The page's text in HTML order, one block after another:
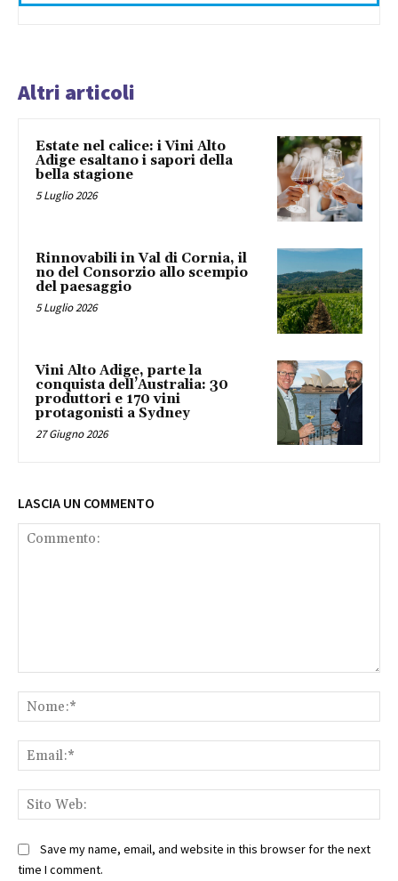
Altri articoli
Estate nel calice: i Vini Alto
Adige esaltano i sapori della
bella stagione
5 Luglio 2026
Rinnovabili in Val di Cornia, il
no del Consorzio allo scempio
del paesaggio
5 Luglio 2026
Vini Alto Adige, parte la
conquista dell’Australia: 30
produttori e 170 vini
protagonisti a Sydney
27 Giugno 2026
LASCIA UN COMMENTO
Save my name, email, and website in this browser for the next
time I comment.